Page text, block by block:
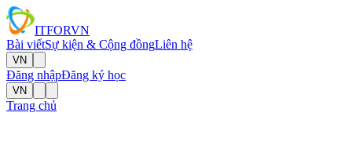
ITFORVN
Bài viếtSự kiện & Cộng đồngLiên hệ
VN
Đăng nhậpĐăng ký học
VN
Trang chủ